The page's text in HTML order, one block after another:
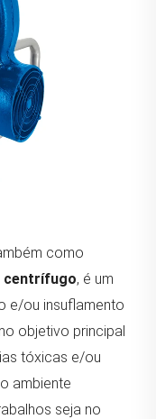
como
centrífugo, é um
e/ou insuflamento
objetivo principal
tóxicas e/ou
ambiente
seja no